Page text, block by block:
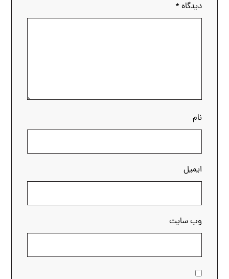
دیدگاه *
نام
ایمیل
وب‌ سایت